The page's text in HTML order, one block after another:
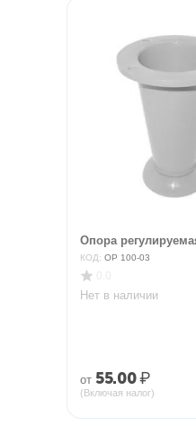
Опора
КОД: ОР 100-03
Нет в наличии
от 55.00₽
(Включая налог)